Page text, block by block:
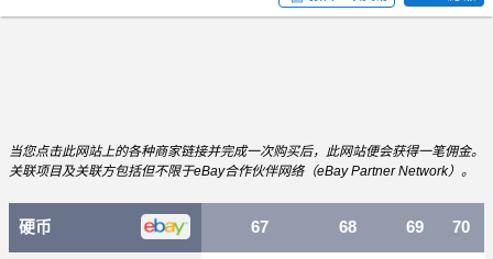
当您点击此网站上的各种商家链接并完成一次购买后，此网站便会获得一笔佣金。
关联项目及关联方包括但不限于eBay合作伙伴网络（eBay Partner Network）。
硬币 66 67 68 69 70